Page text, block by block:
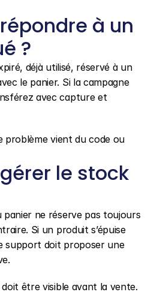
à un
?
déjà utilisé, réservé à un
le panier. Si la campagne
avec capture et
problème vient du code ou
le stock
panier ne réserve pas toujours
Si un produit s’épuise
support doit proposer une
être visible avant la vente.